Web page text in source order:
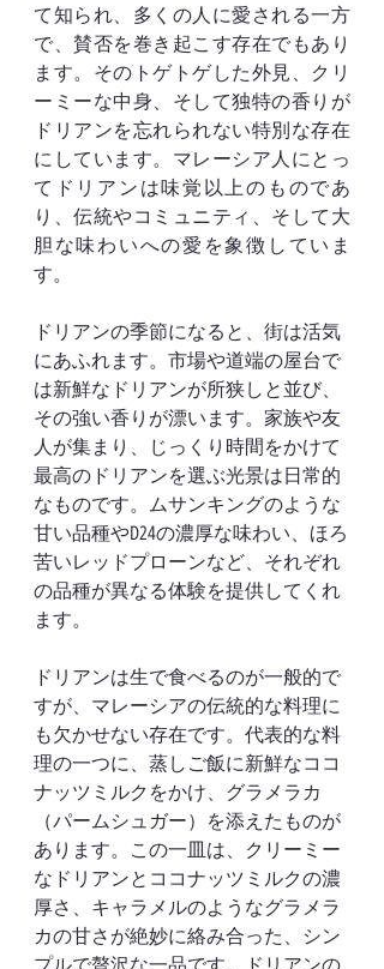
て知られ、多くの人に愛される一方
で、賛否を巻き起こす存在でもあり
ます。そのトゲトゲした外見、クリ
ーミーな中身、そして独特の香りが
ドリアンを忘れられない特別な存在
にしています。マレーシア人にとっ
てドリアンは味覚以上のものであ
り、伝統やコミュニティ、そして大
胆な味わいへの愛を象徴していま
す。
ドリアンの季節になると、街は活気
にあふれます。市場や道端の屋台で
は新鮮なドリアンが所狭しと並び、
その強い香りが漂います。家族や友
人が集まり、じっくり時間をかけて
最高のドリアンを選ぶ光景は日常的
なものです。ムサンキングのような
甘い品種やD24の濃厚な味わい、ほろ
苦いレッドプローンなど、それぞれ
の品種が異なる体験を提供してくれ
ます。
ドリアンは生で食べるのが一般的で
すが、マレーシアの伝統的な料理に
も欠かせない存在です。代表的な料
理の一つに、蒸しご飯に新鮮なココ
ナッツミルクをかけ、グラメラカ
（パームシュガー）を添えたものが
あります。この一皿は、クリーミー
なドリアンとココナッツミルクの濃
厚さ、キャラメルのようなグラメラ
カの甘さが絶妙に絡み合った、シン